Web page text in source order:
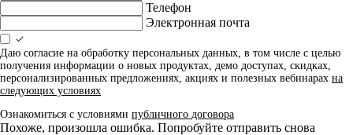
Телефон
Электронная почта
Даю согласие на обработку персональных данных, в том числе с целью
получения информации о новых продуктах, демо доступах, скидках,
персонализированных предложениях, акциях и полезных вебинарах на
следующих условиях
Ознакомиться с условиями публичного договора
Похоже, произошла ошибка. Попробуйте отправить снова